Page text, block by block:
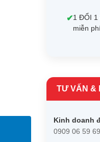
1 ĐỔI 1
miễn
TƯ VẤN &
Kinh doanh
0909 06 59 69